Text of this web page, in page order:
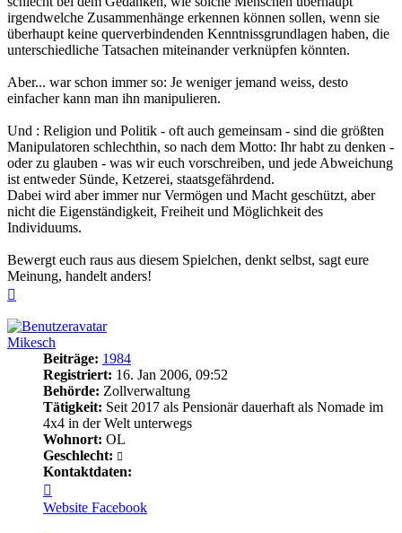
irgendwelche Zusammenhänge erkennen können sollen, wenn sie
überhaupt keine querverbindenden Kenntnissgrundlagen haben, die
unterschiedliche Tatsachen miteinander verknüpfen könnten.
Aber... war schon immer so: Je weniger jemand weiss, desto
einfacher kann man ihn manipulieren.
Und : Religion und Politik - oft auch gemeinsam - sind die größten
Manipulatoren schlechthin, so nach dem Motto: Ihr habt zu denken -
oder zu glauben - was wir euch vorschreiben, und jede Abweichung
ist entweder Sünde, Ketzerei, staatsgefährdend.
Dabei wird aber immer nur Vermögen und Macht geschützt, aber
nicht die Eigenständigkeit, Freiheit und Möglichkeit des
Individuums.
Bewergt euch raus aus diesem Spielchen, denkt selbst, sagt eure
Meinung, handelt anders!
Mikesch
Beiträge: 1984
Registriert: 16. Jan 2006, 09:52
Behörde: Zollverwaltung
Tätigkeit: Seit 2017 als Pensionär dauerhaft als Nomade im
4x4 in der Welt unterwegs
Wohnort: OL
Geschlecht:
Kontaktdaten:
von
Mikesch
Website Facebook